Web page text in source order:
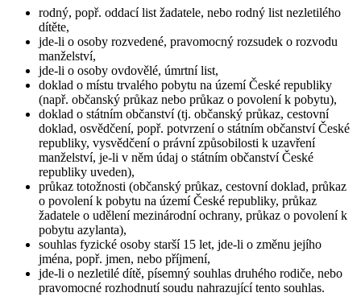
rodný, popř. oddací list žadatele, nebo rodný list nezletilého
dítěte,
jde-li o osoby rozvedené, pravomocný rozsudek o rozvodu
manželství,
jde-li o osoby ovdovělé, úmrtní list,
doklad o místu trvalého pobytu na území České republiky
(např. občanský průkaz nebo průkaz o povolení k pobytu),
doklad o státním občanství (tj. občanský průkaz, cestovní
doklad, osvědčení, popř. potvrzení o státním občanství České
republiky, vysvědčení o právní způsobilosti k uzavření
manželství, je-li v něm údaj o státním občanství České
republiky uveden),
průkaz totožnosti (občanský průkaz, cestovní doklad, průkaz
o povolení k pobytu na území České republiky, průkaz
žadatele o udělení mezinárodní ochrany, průkaz o povolení k
pobytu azylanta),
souhlas fyzické osoby starší 15 let, jde-li o změnu jejího
jména, popř. jmen, nebo příjmení,
jde-li o nezletilé dítě, písemný souhlas druhého rodiče, nebo
pravomocné rozhodnutí soudu nahrazující tento souhlas.